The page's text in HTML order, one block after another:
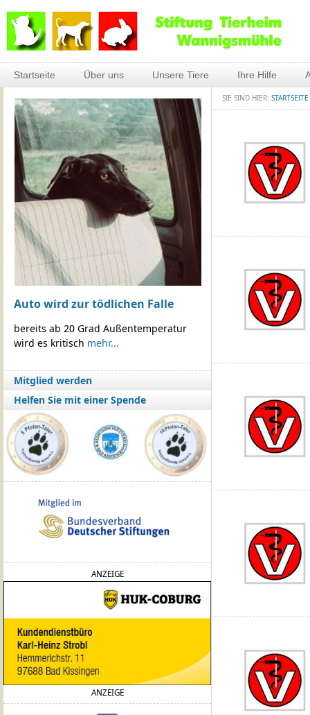
Startseite Über uns Unsere Tiere Ihre Hilfe
Auto wird zur tödlichen Falle
bereits ab 20 Grad Außentemperatur
wird es kritisch mehr...
Mitglied werden
Helfen Sie mit einer Spende
ANZEIGE
ANZEIGE
SIE SIND HIER: STARTSEITE